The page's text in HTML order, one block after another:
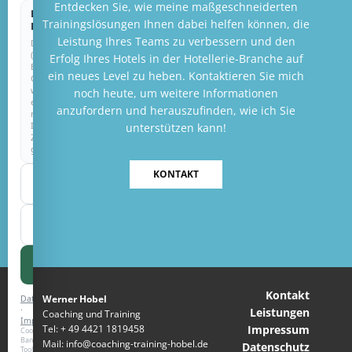
Entdecken Sie, wie meine maßgeschneiderten
Trainingslösungen Ihnen dabei helfen können, die
Leistung Ihres Teams zu verbessern und den
Erfolg Ihres Hotels in der Hotellerie-Branche auf
ein neues Level zu heben. Kontaktieren Sie mich
noch heute, um weitere Informationen
anzufordern und herauszufinden, wie ich Sie
unterstützen kann!
KONTAKT
Werner Hobel
Coaching und Training
Tel: + 49 4421 1819458
Mail: info@coaching-training-hobel.de
Kontakt
Leistungen
Impressum
Datenschutz
Externe
Dienste
Drittanbieter
(z.
B.
Google)
werden
erst
nach
Ihrer
Zustimmung
geladen.
akzeptieren
Datenschutz
·
Impressum
Cookie-
Banner-
Tool